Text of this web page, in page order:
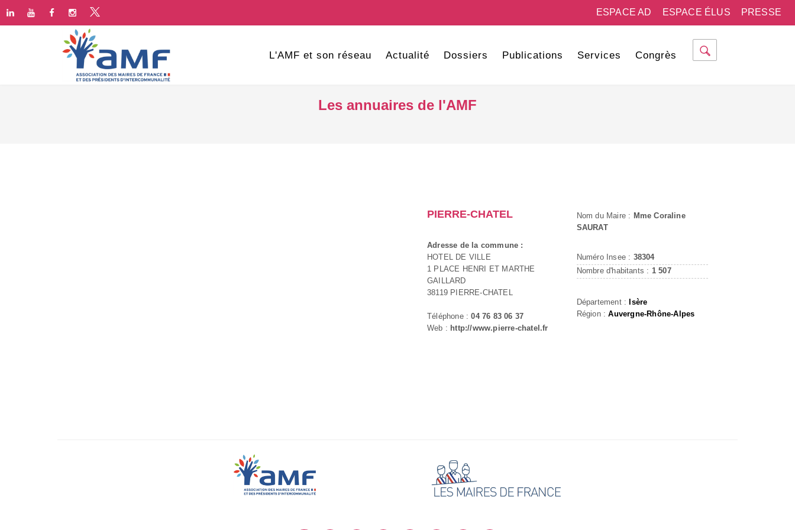
PRESSE
ESPACE ÉLUS
ESPACE AD
L'AMF et son réseau Actualité Dossiers Publications Services Congrès
Les annuaires de l'AMF
PIERRE-CHATEL
Adresse de la commune :
HOTEL DE VILLE
1 PLACE HENRI ET MARTHE
GAILLARD
38119 PIERRE-CHATEL
Téléphone :04 76 83 06 37
Web : http://www.pierre-chatel.fr
Nom du Maire : Mme Coraline
SAURAT
Numéro Insee : 38304
Nombre d'habitants : 1 507
Département :
Isère
Région :Auvergne-Rhône-Alpes